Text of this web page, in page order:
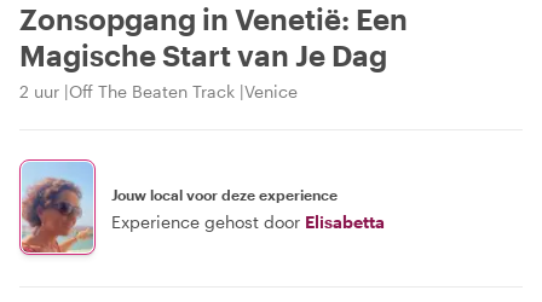
Zonsopgang in Venetië: Een
Magische Start van Je Dag
2 uur Off The Beaten Track Venice
Jouw local voor deze experience
Experience gehost door Elisabetta